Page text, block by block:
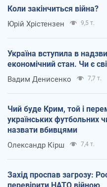
Коли закінчиться війна?
Юрій Хрістензен 9,5 т.
Україна вступила в
економічний стан. Чи є
Вадим Денисенко 7,7 т.
Чий буде Крим, той і
українських футбольних
назвати вбивцями
Олександр Кірш 7,4 т.
Захід проспав загрозу:
перевірити НАТО війною